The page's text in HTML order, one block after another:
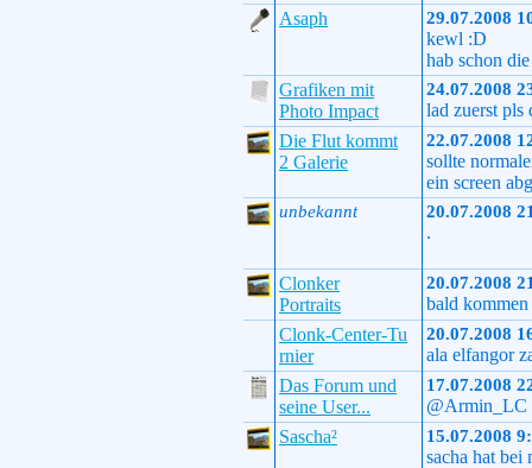
Asaph
29.07.2008
kewl :D
hab schon
Grafiken mit
Photo Impact
24.07.2008
lad zuerst pls
Die Flut kommt
2 Galerie
22.07.2008
sollte
ein screen
unbekannt 20.07.2008
.
Clonker
Portraits
20.07.2008
bald
Clonk-Center-Tu
rnier
20.07.2008
ala elfangor
Das Forum und
seine User...
17.07.2008
@Armin_LC
Sascha²
15.07.2008
sacha hat